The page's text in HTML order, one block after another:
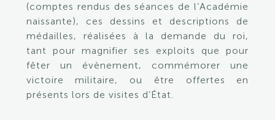
(comptes rendus des séances de l’Académie
naissante), ces dessins et descriptions de
médailles, réalisées à la demande du roi,
tant pour magnifier ses exploits que pour
fêter un évènement, commémorer une
victoire militaire, ou être offertes en
présents lors de visites d’État.